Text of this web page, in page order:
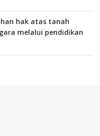
hak atas tanah
melalui pendidikan